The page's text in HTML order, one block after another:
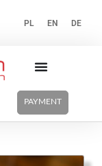
PL EN DE
PAYMENT